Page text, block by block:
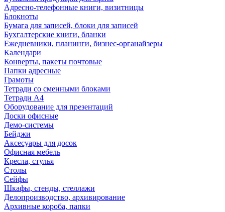
Адресно-телефонные книги, визитницы
Блокноты
Бумага для записей, блоки для записей
Бухгалтерские книги, бланки
Ежедневники, планинги, бизнес-органайзеры
Календари
Конверты, пакеты почтовые
Папки адресные
Грамоты
Тетради со сменными блоками
Тетради А4
Оборудование для презентаций
Доски офисные
Демо-системы
Бейджи
Аксесуары для досок
Офисная мебель
Кресла, стулья
Столы
Сейфы
Шкафы, стенды, стеллажи
Делопроизводство, архивирование
Архивные короба, папки